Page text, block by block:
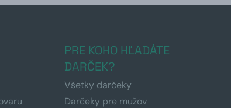
PRE KOHO HĽADÁTE
DARČEK?
Všetky darčeky
Darčeky pre mužov